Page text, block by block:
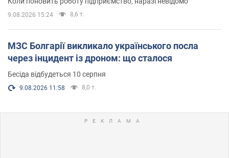
9.08.2026 15:24 8,6 т.
МЗС Болгарії викликало українського посла
через інцидент із дроном: що сталося
Бесіда відбудеться 10 серпня
9.08.2026 11:58 8,0 т.